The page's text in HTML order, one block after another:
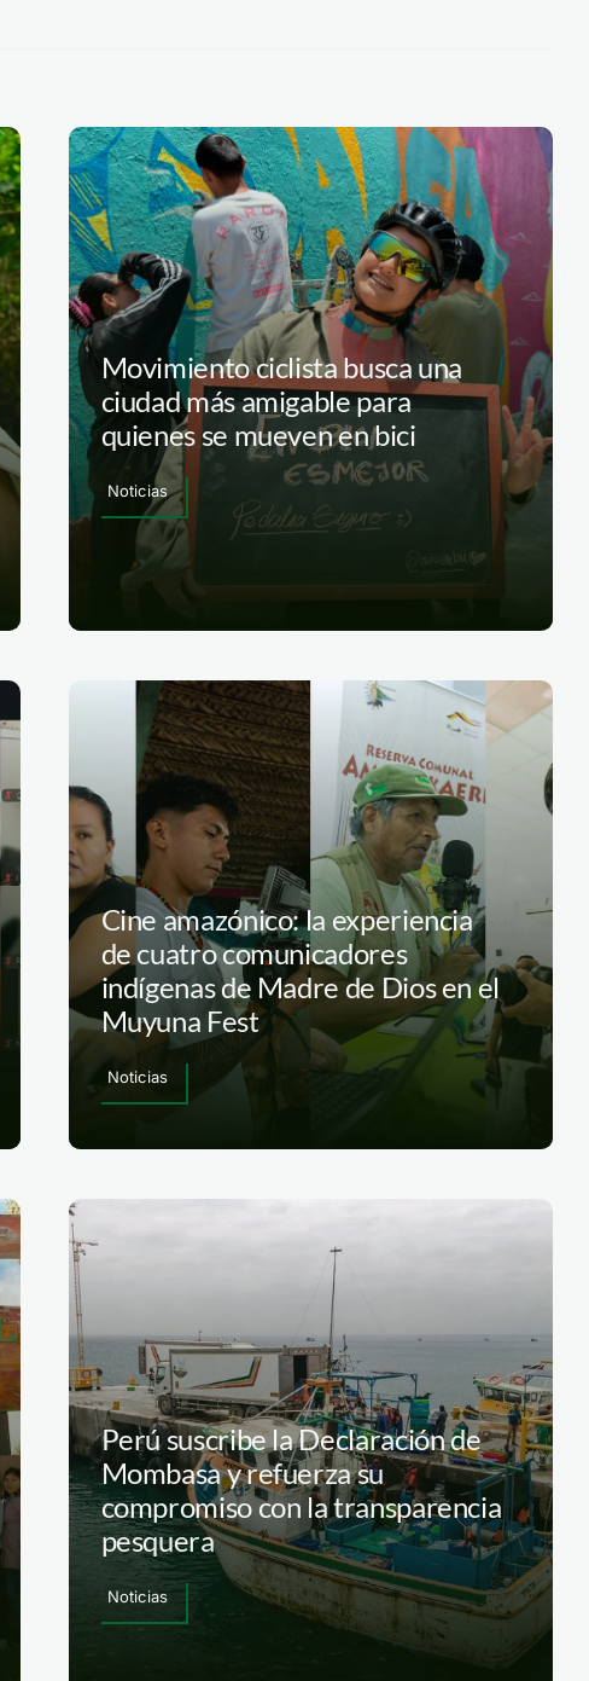
Movimiento ciclista busca una
ciudad más amigable para
quienes se mueven en bici
Noticias
Cine amazónico: la experiencia
de cuatro comunicadores
indígenas de Madre de Dios en el
Muyuna Fest
Noticias
Perú suscribe la Declaración de
Mombasa y refuerza su
compromiso con la transparencia
pesquera
Noticias